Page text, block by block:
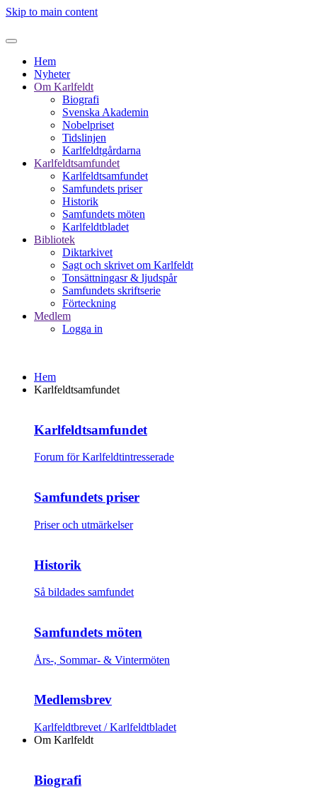
Skip to main content
Hem
Nyheter
Om Karlfeldt
Biografi
Svenska Akademin
Nobelpriset
Tidslinjen
Karlfeldtgårdarna
Karlfeldtsamfundet
Karlfeldtsamfundet
Samfundets priser
Historik
Samfundets möten
Karlfeldtbladet
Bibliotek
Diktarkivet
Sagt och skrivet om Karlfeldt
Tonsättningasr & ljudspår
Samfundets skriftserie
Förteckning
Medlem
Logga in
Hem
Karlfeldtsamfundet
Karlfeldtsamfundet
Forum för Karlfeldtintresserade
Samfundets priser
Priser och utmärkelser
Historik
Så bildades samfundet
Samfundets möten
Års-, Sommar- & Vintermöten
Medlemsbrev
Karlfeldtbrevet / Karlfeldtbladet
Om Karlfeldt
Biografi